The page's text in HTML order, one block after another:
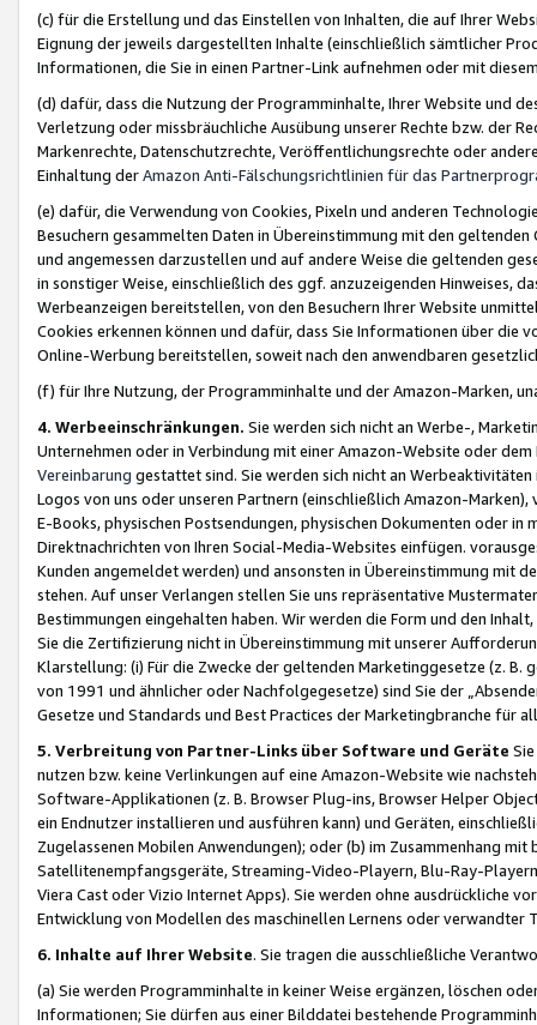
(c) für die Erstellung und das Einstellen von Inhalten, die auf Ihrer
Eignung der jeweils dargestellten Inhalte (einschließlich sämtlicher
Informationen, die Sie in einen Partner-Link aufnehmen oder mit
(d) dafür, dass die Nutzung der Programminhalte, Ihrer Website und
Verletzung oder missbräuchliche Ausübung unserer Rechte bzw. der
Markenrechte, Datenschutzrechte, Veröffentlichungsrechte oder
Einhaltung derAmazon Anti-Fälschungsrichtlinien für das
(e) dafür, die Verwendung von Cookies, Pixeln und anderen
Besuchern gesammelten Daten in Übereinstimmung mit den
und angemessen darzustellen und auf andere Weise die geltenden
in sonstiger Weise, einschließlich des ggf. anzuzeigenden Hinweises,
Werbeanzeigen bereitstellen, von den Besuchern Ihrer Website
Cookies erkennen können und dafür, dass Sie Informationen über die
Online-Werbung bereitstellen, soweit nach den anwendbaren
(f) für Ihre Nutzung, der Programminhalte und der Amazon-Marken,
4. Werbeeinschränkungen. Sie werden sich nicht an Werbe-,
Unternehmen oder in Verbindung mit einer Amazon-Website oder
Vereinbarung gestattet sind. Sie werden sich nicht an
Logos von uns oder unseren Partnern (einschließlich Amazon-
E-Books, physischen Postsendungen, physischen Dokumenten oder in
Direktnachrichten von Ihren Social-Media-Websites einfügen.
Kunden angemeldet werden) und ansonsten in Übereinstimmung mit
stehen. Auf unser Verlangen stellen Sie uns repräsentative
Bestimmungen eingehalten haben. Wir werden die Form und den
Sie die Zertifizierung nicht in Übereinstimmung mit unserer
Klarstellung: (i) Für die Zwecke der geltenden Marketinggesetze (z. B.
von 1991 und ähnlicher oder Nachfolgegesetze) sind Sie der
Gesetze und Standards und Best Practices der Marketingbranche für
5. Verbreitung von Partner-Links über Software und Geräte
nutzen bzw. keine Verlinkungen auf eine Amazon-Website wie
Software-Applikationen (z. B. Browser Plug-ins, Browser Helper
ein Endnutzer installieren und ausführen kann) und Geräten,
Zugelassenen Mobilen Anwendungen); oder (b) im Zusammenhang
Satellitenempfangsgeräte, Streaming-Video-Playern, Blu-Ray-
Viera Cast oder Vizio Internet Apps). Sie werden ohne ausdrückliche
Entwicklung von Modellen des maschinellen Lernens oder
6. Inhalte auf Ihrer Website. Sie tragen die ausschließliche
(a) Sie werden Programminhalte in keiner Weise ergänzen, löschen
Informationen; Sie dürfen aus einer Bilddatei bestehende